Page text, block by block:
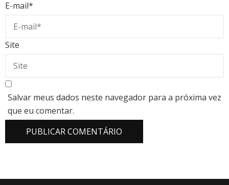
E-mail*
Site
Salvar meus dados neste navegador para a próxima vez
que eu comentar.